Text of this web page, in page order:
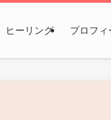
ヒーリング プロフィ